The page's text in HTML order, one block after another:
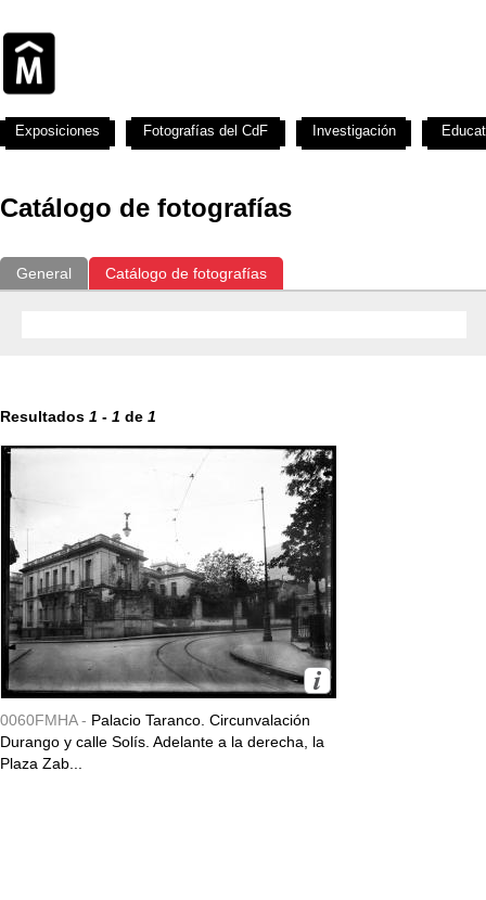
Catálogo de fotografías
General Catálogo de fotografías
Resultados 1 - 1 de 1
0060FMHA - Palacio Taranco. Circunvalación
Durango y calle Solís. Adelante a la derecha, la
Plaza Zab...
Exposiciones Fotografías del CdF Investigación